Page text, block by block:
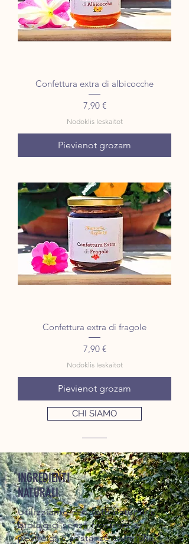
Confettura extra di albicocche
Cena
7,90 €
Nodoklis Ieskaitot
Pievienot grozam
Confettura extra di fragole
Cena
7,90 €
Nodoklis Ieskaitot
Pievienot grozam
CHI SIAMO
INGREDIENTI
NATURALI
Utilizziamo prodotti naturali e
biologici senza ricorrere a
pesticidi e sostanze chimiche,